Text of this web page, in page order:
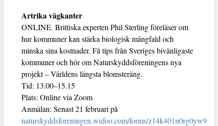
Artrika vägkanter
ONLINE. Brittiska experten Phil Sterling föreläser om
hur kommuner kan stärka biologisk mångfald och
minska sina kostnader. Få tips från Sveriges bivänligaste
kommuner och hör om Naturskyddsföreningens nya
projekt – Världens längsta blomsteräng.
Tid: 13.00–15.15
Plats: Online via Zoom
Anmälan: Senast 21 februari på
naturskyddsforeningen.wufoo.com/forms/z14k401n0rg0yw9